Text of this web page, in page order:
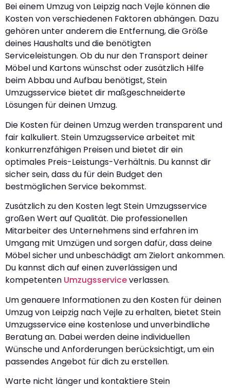
Bei einem Umzug von Leipzig nach Vejle können die
Kosten von verschiedenen Faktoren abhängen. Dazu
gehören unter anderem die Entfernung, die Größe
deines Haushalts und die benötigten
Serviceleistungen. Ob du nur den Transport deiner
Möbel und Kartons wünschst oder zusätzlich Hilfe
beim Abbau und Aufbau benötigst, Stein
Umzugsservice bietet dir maßgeschneiderte
Lösungen für deinen Umzug.
Die Kosten für deinen Umzug werden transparent und
fair kalkuliert. Stein Umzugsservice arbeitet mit
konkurrenzfähigen Preisen und bietet dir ein
optimales Preis-Leistungs-Verhältnis. Du kannst dir
sicher sein, dass du für dein Budget den
bestmöglichen Service bekommst.
Zusätzlich zu den Kosten legt Stein Umzugsservice
großen Wert auf Qualität. Die professionellen
Mitarbeiter des Unternehmens sind erfahren im
Umgang mit Umzügen und sorgen dafür, dass deine
Möbel sicher und unbeschädigt am Zielort ankommen.
Du kannst dich auf einen zuverlässigen und
kompetenten Umzugsserviceverlassen.
Um genauere Informationen zu den Kosten für deinen
Umzug von Leipzig nach Vejle zu erhalten, bietet Stein
Umzugsservice eine kostenlose und unverbindliche
Beratung an. Dabei werden deine individuellen
Wünsche und Anforderungen berücksichtigt, um ein
passendes Angebot für dich zu erstellen.
Warte nicht länger und kontaktiere Stein